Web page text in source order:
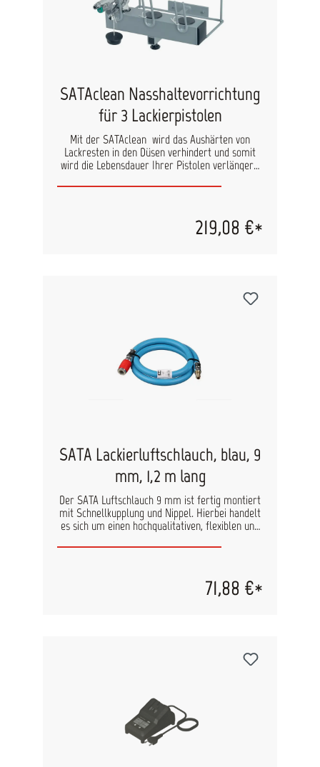
SATAclean Nasshaltevorrichtung
für 3 Lackierpistolen
Mit der SATAclean wird das Aushärten von
Lackresten in den Düsen verhindert und somit
wird die Lebensdauer Ihrer Pistolen verlängert.
Lackierpistolen in den Arbeitspausen 3
Verdunsten der Reinigungsflüssigkeit Die
219,08 €*
SATA Lackierluftschlauch, blau, 9
mm, 1,2 m lang
Der SATA Luftschlauch 9 mm ist fertig montiert
mit Schnellkupplung und Nippel. Hierbei handelt
es sich um einen hochqualitativen, flexiblen und
silikonfrei elektrisch leitfähig nach DIN EN 1953
71,88 €*